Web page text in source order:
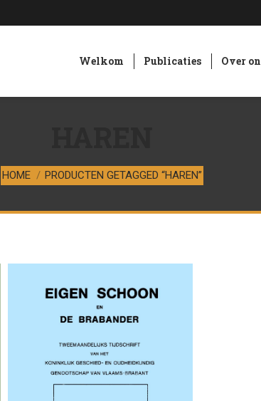
Welkom Publicaties Over
Je bent hier:
HOME PRODUCTEN GETAGGED “HAREN”